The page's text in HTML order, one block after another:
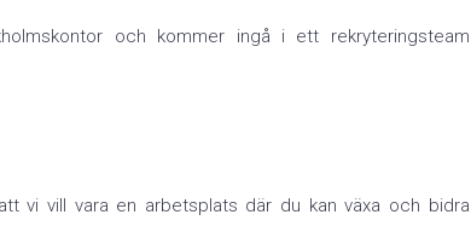
och kommer ingå i ett rekryteringsteam
vi vill vara en arbetsplats där du kan växa och bidra